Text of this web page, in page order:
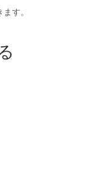
す。